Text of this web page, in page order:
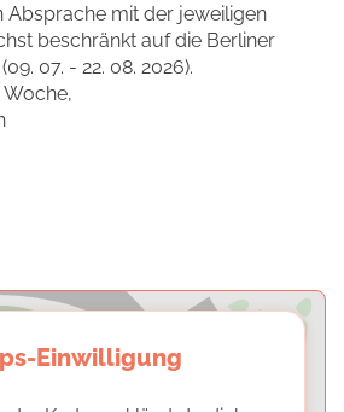
Absprache mit der jeweiligen
beschränkt auf die Berliner
07. - 22. 08. 2026).
Woche,
Einwilligung